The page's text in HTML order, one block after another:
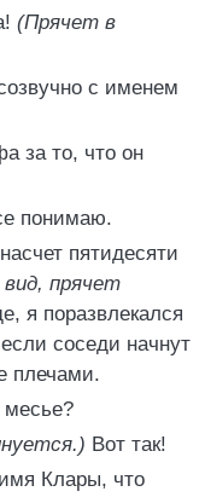
(Прячет в
с именем
за то, что он
понимаю.
пятидесяти
прячет
я поразвлекался
соседи начнут
плечами.
месье?
Вот так!
Клары, что